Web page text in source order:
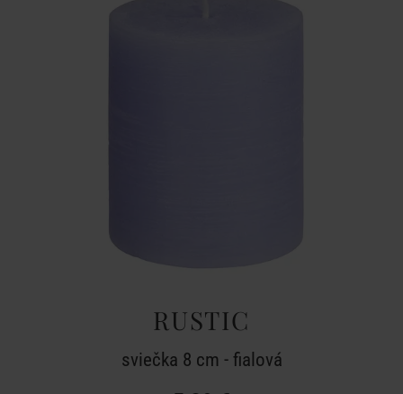
RUSTIC
sviečka 8 cm - fialová